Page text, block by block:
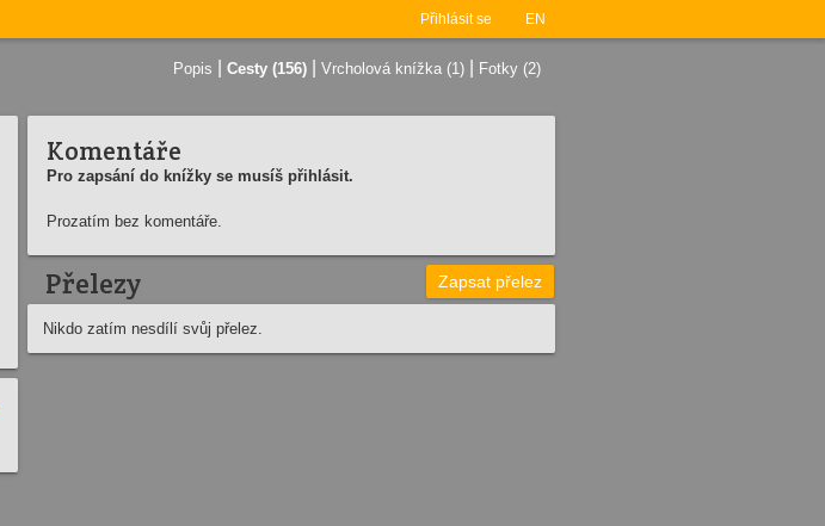
Přihlásit se EN
Popis Cesty (156) Vrcholová knížka (1) Fotky (2)
Komentáře
Pro zapsání do knížky se musíš přihlásit.
Prozatím bez komentáře.
Přelezy Zapsat přelez
Nikdo zatím nesdílí svůj přelez.